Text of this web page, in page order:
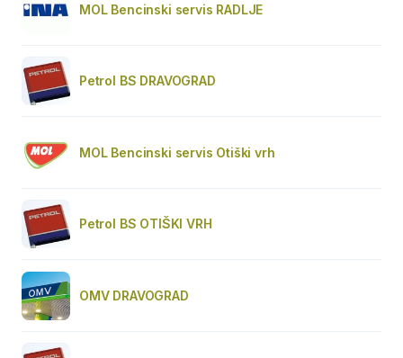
MOL Bencinski servis RADLJE
Petrol BS DRAVOGRAD
MOL Bencinski servis Otiški vrh
Petrol BS OTIŠKI VRH
OMV DRAVOGRAD